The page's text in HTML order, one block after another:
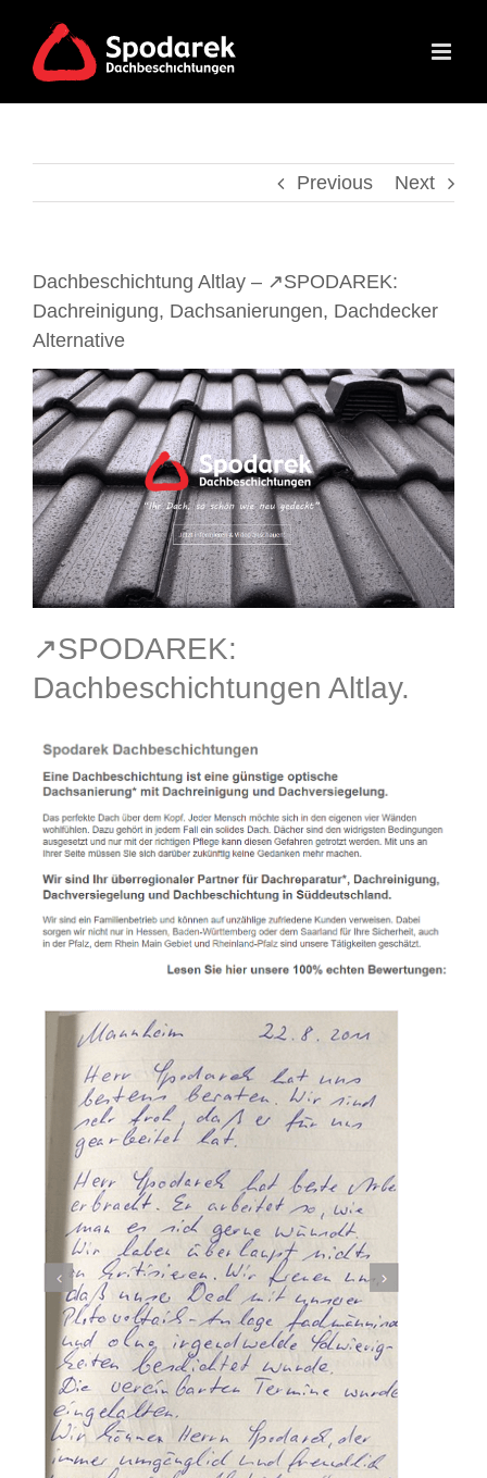
content
Previous Next
Dachbeschichtung Altlay – ↗️SPODAREK:
Dachreinigung, Dachsanierungen, Dachdecker
Alternative
↗️SPODAREK:
Dachbeschichtungen Altlay.